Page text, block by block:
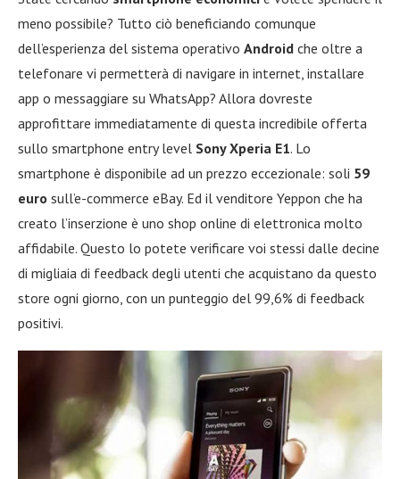
meno possibile? Tutto ciò beneficiando comunque
dell’esperienza del sistema operativo Android che oltre a
telefonare vi permetterà di navigare in internet, installare
app o messaggiare su WhatsApp? Allora dovreste
approfittare immediatamente di questa incredibile offerta
sullo smartphone entry level Sony Xperia E1. Lo
smartphone è disponibile ad un prezzo eccezionale: soli 59
euro sull’e-commerce eBay. Ed il venditore Yeppon che ha
creato l’inserzione è uno shop online di elettronica molto
affidabile. Questo lo potete verificare voi stessi dalle decine
di migliaia di feedback degli utenti che acquistano da questo
store ogni giorno, con un punteggio del 99,6% di feedback
positivi.